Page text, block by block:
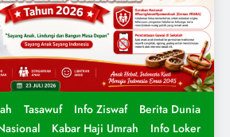
Tasawuf Info Ziswaf
Berita Dunia
Kabar Haji Umrah
Info Loker